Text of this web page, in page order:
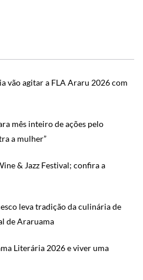
vão agitar a FLA Araru 2026 com
mês inteiro de ações pelo
a mulher”
& Jazz Festival; confira a
leva tradição da culinária de
de Araruama
Literária 2026 e viver uma